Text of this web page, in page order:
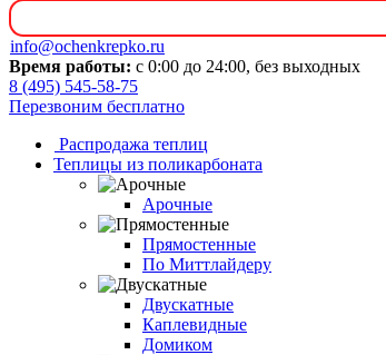
info@ochenkrepko.ru
Время работы: с 0:00 до 24:00, без выходных
8 (495) 545-58-75
Перезвоним бесплатно
Распродажа теплиц
Теплицы из поликарбоната
Арочные
Прямостенные
По Миттлайдеру
Двускатные
Каплевидные
Домиком